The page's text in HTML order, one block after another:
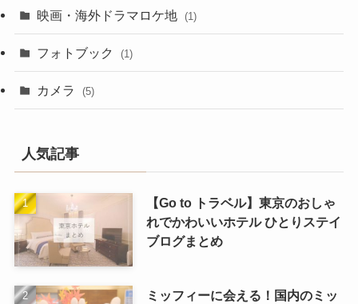
映画・海外ドラマロケ地 (1)
フォトブック (1)
カメラ (5)
人気記事
【Go to トラベル】東京のおしゃ
れでかわいいホテル ひとりステイ
ブログまとめ
ミッフィーに会える！国内のミッ